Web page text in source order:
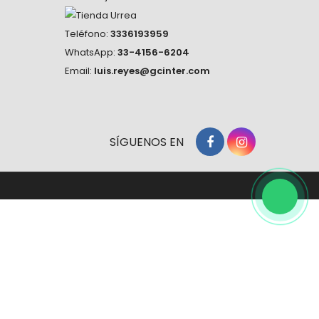
Teléfono: 3336193959
WhatsApp: 33-4156-6204
Email: luis.reyes@gcinter.com
SÍGUENOS EN